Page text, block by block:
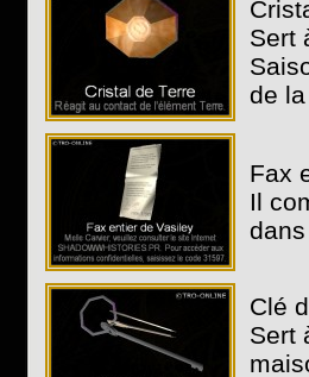
Sert
de
Fax
Il
Clé
Sert